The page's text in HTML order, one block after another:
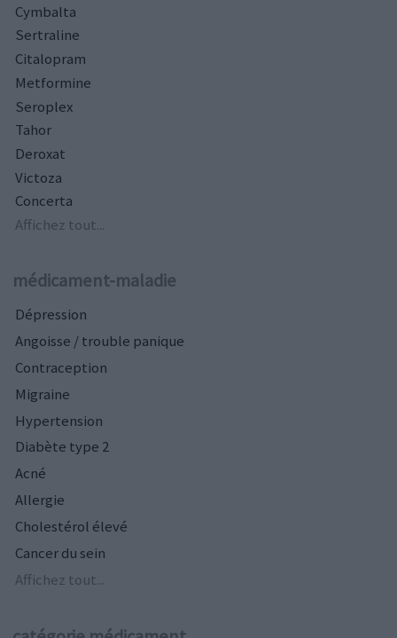
Cymbalta
Sertraline
Citalopram
Metformine
Seroplex
Tahor
Deroxat
Victoza
Concerta
Affichez tout...
médicament-maladie
Dépression
Angoisse / trouble panique
Contraception
Migraine
Hypertension
Diabète type 2
Acné
Allergie
Cholestérol élevé
Cancer du sein
Affichez tout...